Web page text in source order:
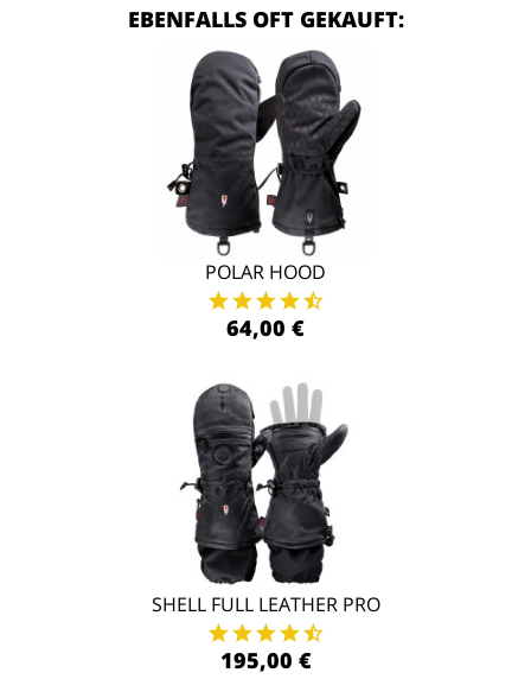
EBENFALLS OFT GEKAUFT:
POLAR HOOD
64,00 €
SHELL FULL LEATHER PRO
195,00 €